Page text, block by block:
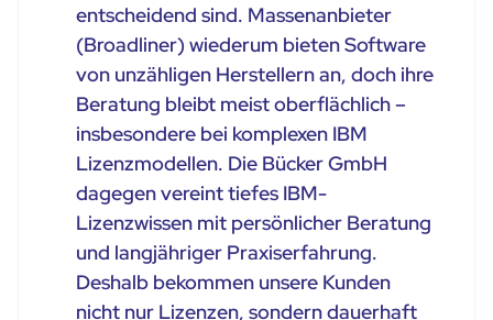
entscheidend sind. Massenanbieter
(Broadliner) wiederum bieten Software
von unzähligen Herstellern an, doch ihre
Beratung bleibt meist oberflächlich –
insbesondere bei komplexen IBM
Lizenzmodellen. Die Bücker GmbH
dagegen vereint tiefes IBM-
Lizenzwissen mit persönlicher Beratung
und langjähriger Praxiserfahrung.
Deshalb bekommen unsere Kunden
nicht nur Lizenzen, sondern dauerhaft